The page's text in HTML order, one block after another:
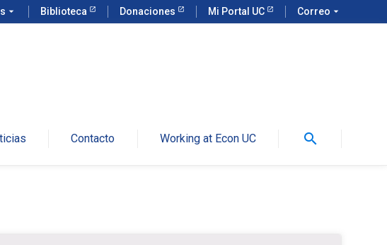
arrow_drop_down Biblioteca Donaciones Mi Portal UC Correo arrow_drop_down
Contacto Working at Econ UC search